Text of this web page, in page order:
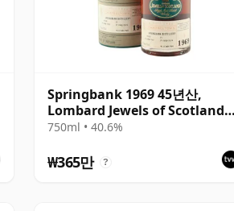
Springbank 1969 45년산,
Lombard Jewels of Scotland
2014 Bottling with Tube
750ml • 40.6%
₩365만 ?